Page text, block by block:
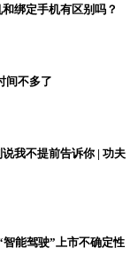
绑定手机有区别吗？
间不多了
我不提前告诉你 | 功夫
能驾驶”上市不确定性